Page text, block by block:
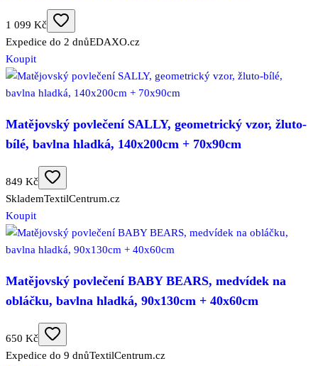
1 099 Kč
Expedice do 2 dnůEDAXO.cz
Koupit
Matějovský povlečení SALLY, geometrický vzor, žluto-
bílé, bavlna hladká, 140x200cm + 70x90cm
849 Kč
SklademTextilCentrum.cz
Koupit
Matějovský povlečení BABY BEARS, medvídek na
obláčku, bavlna hladká, 90x130cm + 40x60cm
650 Kč
Expedice do 9 dnůTextilCentrum.cz